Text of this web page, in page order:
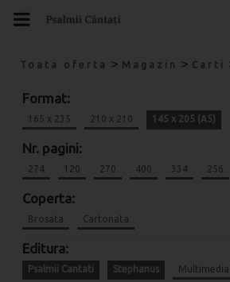
Toata oferta > Magazin > Carti
Format:
165 x 235 210 x 210 145 x 205 (A5)
Nr. pagini:
274 120 270 400 334 256
Coperta:
Brosata Cartonata
Editura:
Psalmii Cantati Stephanus Multimedia